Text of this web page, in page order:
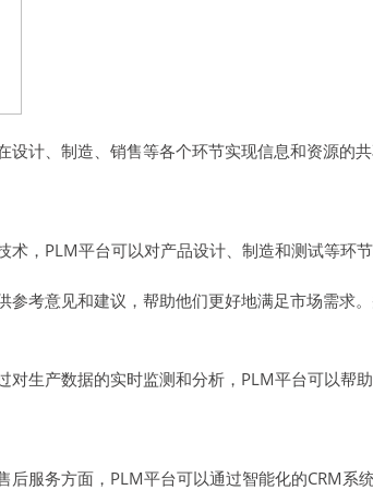
计、制造、销售等各个环节实现信息和资源的
，PLM平台可以对产品设计、制造和测试等环节
考意见和建议，帮助他们更好地满足市场需求
生产数据的实时监测和分析，PLM平台可以帮
服务方面，PLM平台可以通过智能化的CRM系